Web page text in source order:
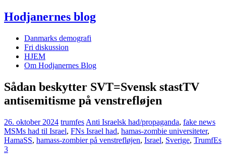
Hodjanernes blog
Danmarks demografi
Fri diskussion
HJEM
Om Hodjanernes Blog
Sådan beskytter SVT=Svensk stastTV
antisemitisme på venstrefløjen
26. oktober 2024 trumfes Anti Israelsk had/propaganda, fake news
MSMs had til Israel, FNs Israel had, hamas-zombie universiteter,
HamaSS, hamass-zombier på venstrefløjen, Israel, Sverige, TrumfEs
3